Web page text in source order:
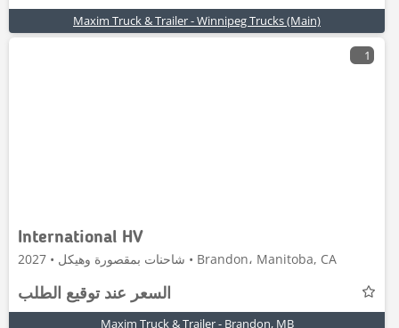
Maxim Truck & Trailer - Winnipeg Trucks (Main)
1
International HV
شاحنات بمقصورة وهيكل • 2027 • Brandon، Manitoba, CA
السعر عند توقيع الطلب
Maxim Truck & Trailer - Brandon, MB